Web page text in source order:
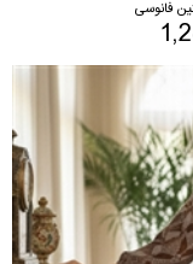
فانوسی